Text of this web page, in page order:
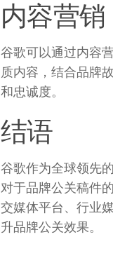
内容营销
谷歌可以通过内容
质内容，结合品牌
和忠诚度。
结语
谷歌作为全球领先
对于品牌公关稿件
交媒体平台、行业
升品牌公关效果。